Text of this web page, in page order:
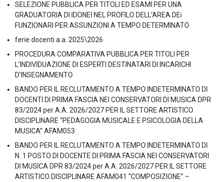
SELEZIONE PUBBLICA PER TITOLI ED ESAMI PER UNA
GRADUATORIA DI IDONEI NEL PROFILO DELL’AREA DEi
FUNZIONARI PER ASSUNZIONI A TEMPO DETERMINATO
ferie docenti a.a. 2025\2026
PROCEDURA COMPARATIVA PUBBLICA PER TITOLI PER
L’INDIVIDUAZIONE DI ESPERTI DESTINATARI DI INCARICHI
D’INSEGNAMENTO
BANDO PER IL RECLUTAMENTO A TEMPO INDETERMINATO DI
DOCENTI DI PRIMA FASCIA NEI CONSERVATORI DI MUSICA DPR
83/2024 per A.A. 2026/2027 PER IL SETTORE ARTISTICO
DISCIPLINARE “PEDAGOGIA MUSICALE E PSICOLOGIA DELLA
MUSICA” AFAM053
BANDO PER IL RECLUTAMENTO A TEMPO INDETERMINATO DI
N. 1 POSTO DI DOCENTE DI PRIMA FASCIA NEI CONSERVATORI
DI MUSICA DPR 83/2024 per A.A. 2026/2027 PER IL SETTORE
ARTISTICO DISCIPLINARE AFAM041 “COMPOSIZIONE” –